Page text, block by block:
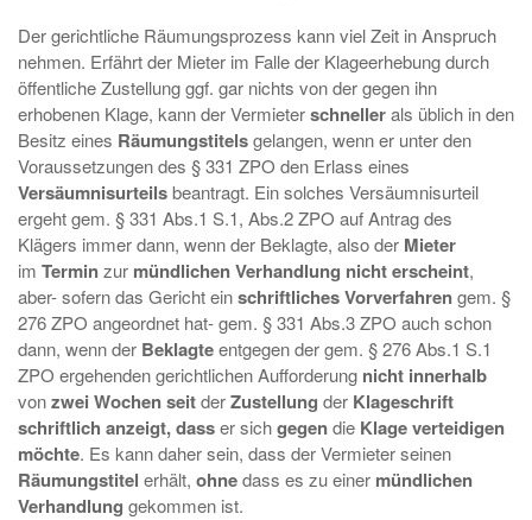
Der gerichtliche Räumungsprozess kann viel Zeit in Anspruch
nehmen. Erfährt der Mieter im Falle der Klageerhebung durch
öffentliche Zustellung ggf. gar nichts von der gegen ihn
erhobenen Klage, kann der Vermieterschnellerals üblich in den
Besitz eines Räumungstitelsgelangen, wenn er unter den
Voraussetzungen des § 331 ZPO den Erlass eines
Versäumnisurteilsbeantragt. Ein solches Versäumnisurteil
ergeht gem. § 331 Abs.1 S.1, Abs.2 ZPO auf Antrag des
Klägers immer dann, wenn der Beklagte, also der Mieter
im Terminzur mündlichen Verhandlung nicht erscheint,
aber- sofern das Gericht einschriftliches Vorverfahrengem. §
276 ZPO angeordnet hat- gem. § 331 Abs.3 ZPO auch schon
dann, wenn der Beklagteentgegen der gem. § 276 Abs.1 S.1
ZPO ergehenden gerichtlichen Aufforderung nicht innerhalb
vonzwei Wochen seitderZustellung der Klageschrift
schriftlich anzeigt, dasser sichgegendie Klage verteidigen
möchte. Es kann daher sein, dass der Vermieter seinen
Räumungstitel erhält, ohnedass es zu einer mündlichen
Verhandlung gekommen ist.